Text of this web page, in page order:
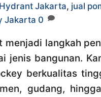
Jakarta, jual
Jakarta 0
langkah
jenis bangunan.
berkualitas
gudang,